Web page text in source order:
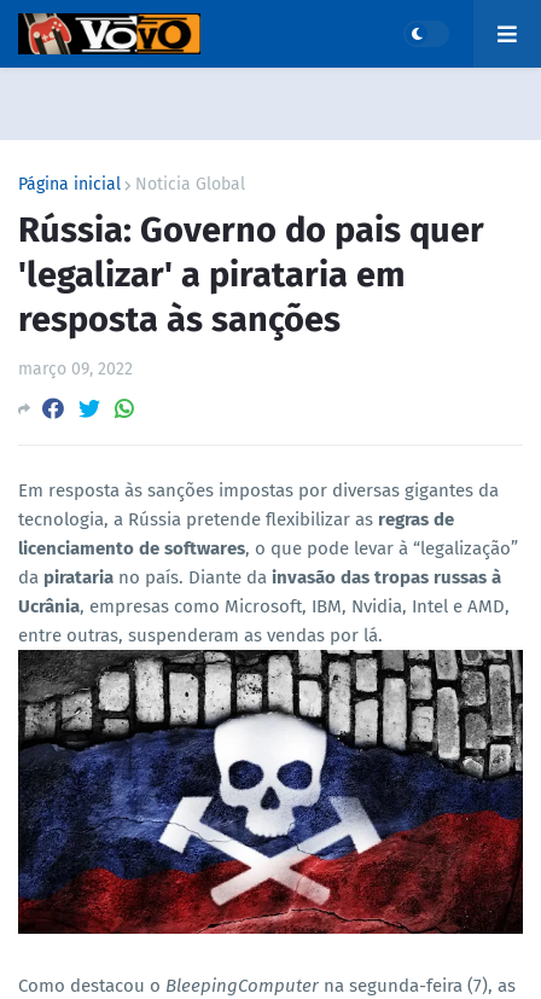
Página inicial Noticia Global
Rússia: Governo do pais quer
'legalizar' a pirataria em
resposta às sanções
março 09, 2022
Em resposta às sanções impostas por diversas gigantes da
tecnologia, a Rússia pretende flexibilizar as regras de
licenciamento de softwares, o que pode levar à “legalização”
da pirataria no país. Diante da invasão das tropas russas à
Ucrânia, empresas como Microsoft, IBM, Nvidia, Intel e AMD,
entre outras, suspenderam as vendas por lá.
Como destacou o BleepingComputer na segunda-feira (7), as